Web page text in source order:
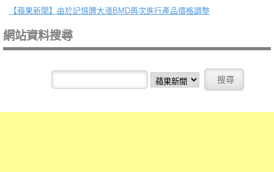
【蘋果新聞】 由於記憶體大漲BMD再次進行產品價格調整
網站資料搜尋